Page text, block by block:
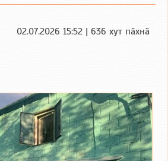
02.07.2026 15:52 | 636 хут пӑхнӑ